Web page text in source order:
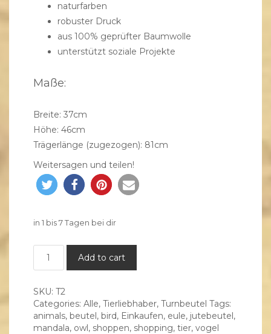
naturfarben
robuster Druck
aus 100% geprüfter Baumwolle
unterstützt soziale Projekte
Maße:
Breite: 37cm
Höhe: 46cm
Trägerlänge (zugezogen): 81cm
Weitersagen und teilen!
in 1 bis 7 Tagen bei dir
Eule
Add to cart
SKU: T2
Categories: Alle, Tierliebhaber, Turnbeutel Tags:
animals, beutel, bird, Einkaufen, eule, jutebeutel,
mandala, owl, shoppen, shopping, tier, vogel